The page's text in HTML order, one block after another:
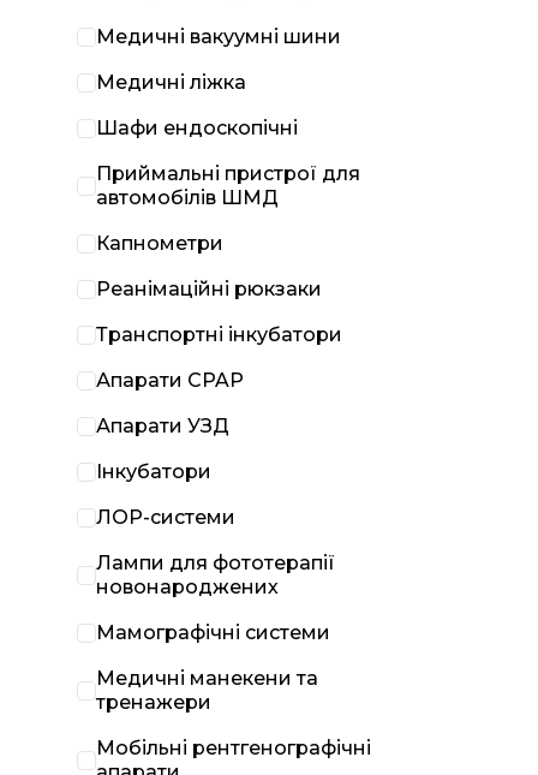
Медичні вакуумні шини
Медичні ліжка
Шафи ендоскопічні
Приймальні пристрої для
автомобілів ШМД
Капнометри
Реанімаційні рюкзаки
Транспортні інкубатори
Апарати CPAP
Апарати УЗД
Інкубатори
ЛОР-системи
Лампи для фототерапії
новонароджених
Мамографічні системи
Медичні манекени та
тренажери
Мобільні рентгенографічні